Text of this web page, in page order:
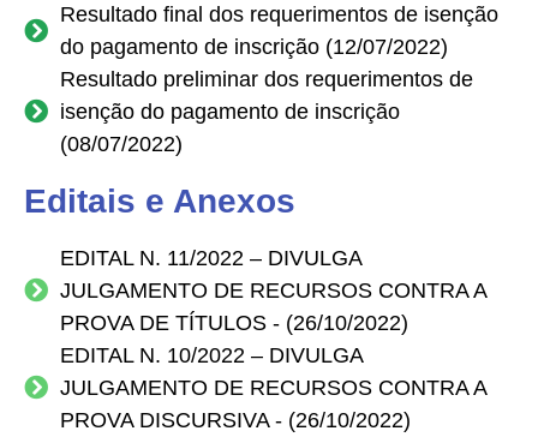
Resultado final dos requerimentos de isenção
do pagamento de inscrição (12/07/2022)
Resultado preliminar dos requerimentos de
isenção do pagamento de inscrição
(08/07/2022)
Editais e Anexos
EDITAL N. 11/2022 – DIVULGA
JULGAMENTO DE RECURSOS CONTRA A
PROVA DE TÍTULOS - (26/10/2022)
EDITAL N. 10/2022 – DIVULGA
JULGAMENTO DE RECURSOS CONTRA A
PROVA DISCURSIVA - (26/10/2022)